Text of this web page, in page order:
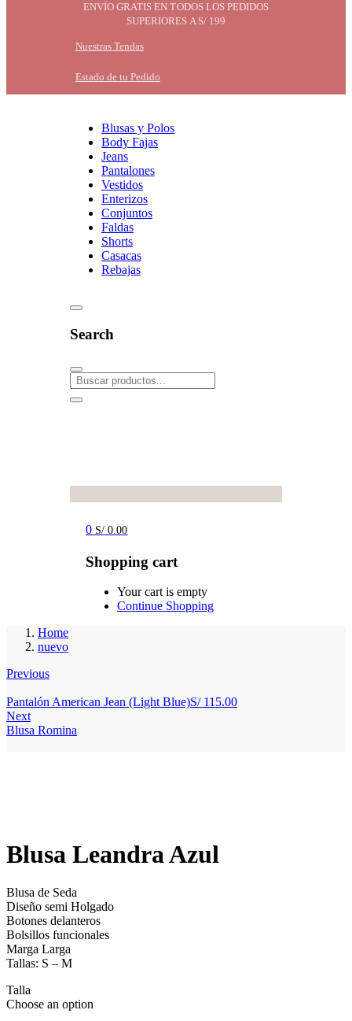
ENVÍO GRATIS EN TODOS LOS PEDIDOS
SUPERIORES A S/ 199
Nuestras Tendas
Estado de tu Pedido
Blusas y Polos
Body Fajas
Jeans
Pantalones
Vestidos
Enterizos
Conjuntos
Faldas
Shorts
Casacas
Rebajas
Search
0 S/ 0.00
Shopping cart
Your cart is empty
Continue Shopping
Home
nuevo
Previous
Pantalón American Jean (Light Blue)S/115.00
Next
Blusa Romina
Blusa Leandra Azul
Blusa de Seda
Diseño semi Holgado
Botones delanteros
Bolsillos funcionales
Marga Larga
Tallas: S – M
Talla
Choose an option